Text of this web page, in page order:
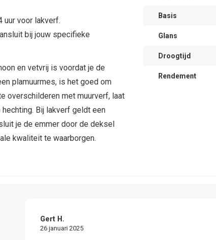
uur voor lakverf.
bij jouw specifieke
en vetvrij is voordat je de
plamuurmes, is het goed om
overschilderen met muurverf, laat
Bij lakverf geldt een
je de emmer door de deksel
kwaliteit te waarborgen.
Basis
Glans
Droogtijd
Rendement
Gert H.
26 januari 2025